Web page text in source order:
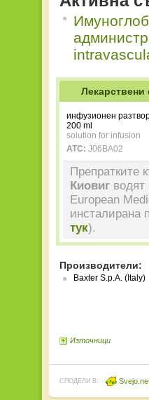
инфузионен
200 ml
solution for infusion
ATC: J06BA02
Препратките
Киовиг водят
European
инсталирана
тук).
Производители:
Baxter S.p.A. (Italy)
Източници
СПОДЕЛИ В: